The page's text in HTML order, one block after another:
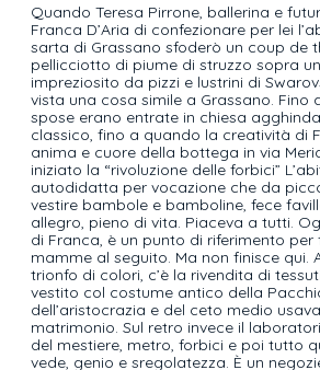
Quando Teresa Pirrone, ballerina e
Franca D’Aria di confezionare per lei
sarta di Grassano sfoderò un coup de
pellicciotto di piume di struzzo sopra
impreziosito da pizzi e lustrini di
vista una cosa simile a Grassano. Fino
spose erano entrate in chiesa
classico, fino a quando la creatività di
anima e cuore della bottega in via
iniziato la “rivoluzione delle forbici”
autodidatta per vocazione che da
vestire bambole e bamboline, fece
allegro, pieno di vita. Piaceva a tutti.
di Franca, è un punto di riferimento per
mamme al seguito. Ma non finisce qui.
trionfo di colori, c’è la rivendita di
vestito col costume antico della
dell’aristocrazia e del ceto medio
matrimonio. Sul retro invece il
del mestiere, metro, forbici e poi tutto
vede, genio e sregolatezza. È un